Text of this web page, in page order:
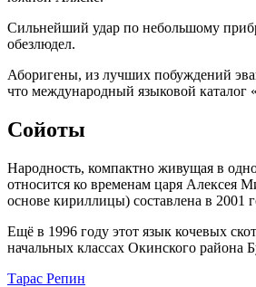
Сильнейший удар по небольшому
обезлюдел.
Аборигены, из лучших побуждений
что международный языковой каталог
Сойоты
Народность, компактно живущая в
относится ко временам царя Алексея
основе кириллицы) составлена в 2001
Ещё в 1996 году этот язык кочевых
начальных классах Окинского района
Тарас Репин